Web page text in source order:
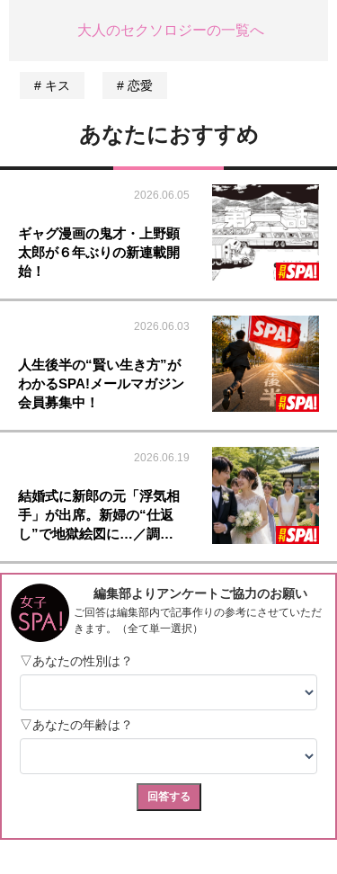
大人のセクソロジーの一覧へ
キス 恋愛
あなたにおすすめ
2026.06.05
ギャグ漫画の鬼才・上野顕
太郎が６年ぶりの新連載開
始！
2026.06.03
人生後半の“賢い生き方”が
わかるSPA!メールマガジン
会員募集中！
2026.06.19
結婚式に新郎の元「浮気相
手」が出席。新婦の“仕返
し”で地獄絵図に…／調…